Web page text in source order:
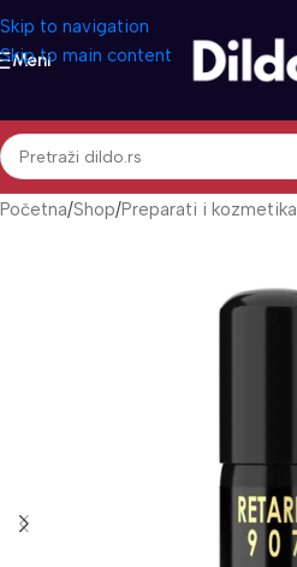
Skip to navigation
Skip to main content
Meni
Početna Shop Preparati i kozmetika